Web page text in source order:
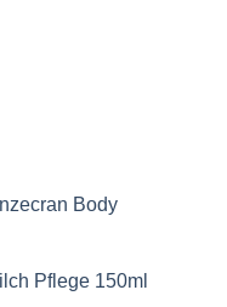
Body
Pflege 150ml